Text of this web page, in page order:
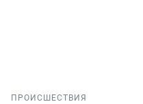
ПРОИСШЕСТВИЯ